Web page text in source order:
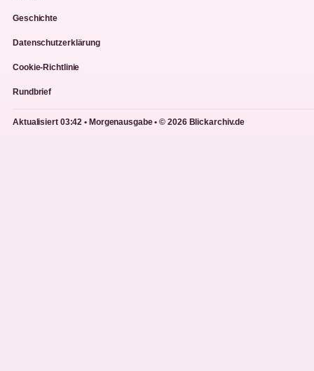
Geschichte
Datenschutzerklärung
Cookie-Richtlinie
Rundbrief
Aktualisiert 03:42 • Morgenausgabe • © 2026 Blickarchiv.de